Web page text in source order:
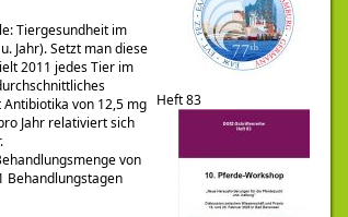
Tiergesundheit im
Jahr). Setzt man diese
2011 jedes Tier im
von 12,5 mg
Jahr relativiert sich
von
Behandlungstagen
Heft 83